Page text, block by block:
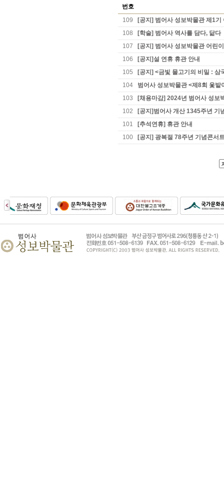
번호
109
[공지] 범어사 성보박물관 제1
108
[학술] 범어사 역사를 담다, 닮다
107
[공지] 범어사 성보박물관 어린
106
[공지]설 연휴 휴관 안내
105
[공지] <금빛 물고기의 비밀 : 삼
104
범어사 성보박물관 <제8회 옻밭
103
[채용마감] 2024년 범어사 성보
102
[공지]범어사 개산 1345주년 기
101
[추석연휴] 휴관 안내
100
[공지] 광복절 78주년 기념콘서